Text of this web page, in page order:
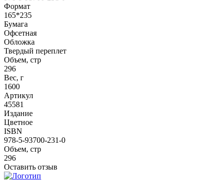
Формат
165*235
Бумага
Офсетная
Обложка
Твердый переплет
Объем, стр
296
Вес, г
1600
Артикул
45581
Издание
Цветное
ISBN
978-5-93700-231-0
Объем, стр
296
Оставить отзыв